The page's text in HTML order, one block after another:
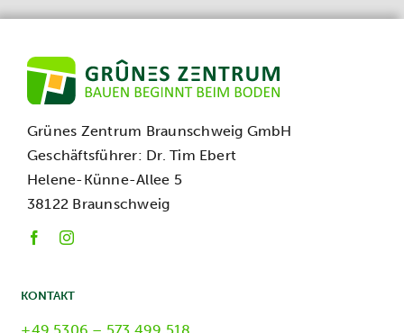
Grünes Zentrum Braunschweig GmbH
Geschäftsführer: Dr. Tim Ebert
Helene-Künne-Allee 5
38122 Braunschweig
KONTAKT